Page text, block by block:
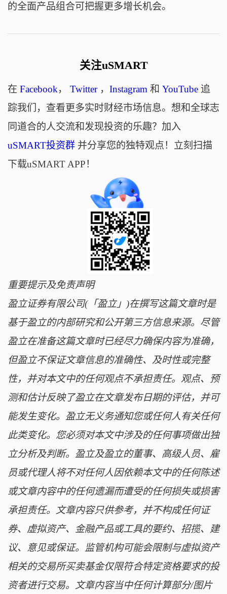
的全面产品组合可把握更多增长机会。
关注uSMART
在 Facebook， Twitter， Instagram和 YouTube追
踪我们，查看更多实时财经市场信息。想和全球志
同道合的人交流和发现投资的乐趣？加入
uSMART投资群并分享您的独特观点！立刻扫描
下载uSMART APP！
重要提示及免责声明
盈立证券有限公司(「盈立」)在撰写这篇文章时是
基于盈立的内部研究和公开第三方信息来源。尽管
盈立在准备这篇文章时已经尽力确保内容为准确，
但盈立不保证文章信息的准确性、及时性或完整
性，并对本文中的任何观点不承担责任。观点、预
测和估计反映了盈立在文章发布日期的评估，并可
能发生变化。盈立无义务通知您或任何人有关任何
此类变化。您必须对本文中涉及的任何事项做出独
立分析及判断。盈立及盈立的董事、高级人员、雇
员或代理人将不对任何人因依赖本文中的任何陈述
或文章内容中的任何遗漏而遭受的任何损失或损害
承担责任。文章内容只供参考，并不构成任何证
券、虚拟资产、金融产品或工具的要约、招揽、建
议、意见或保证。监管机构可能会限制与虚拟资产
相关的交易所买卖基金仅限符合特定资格要求的投
资者进行交易。文章内容当中任何计算部分/图片